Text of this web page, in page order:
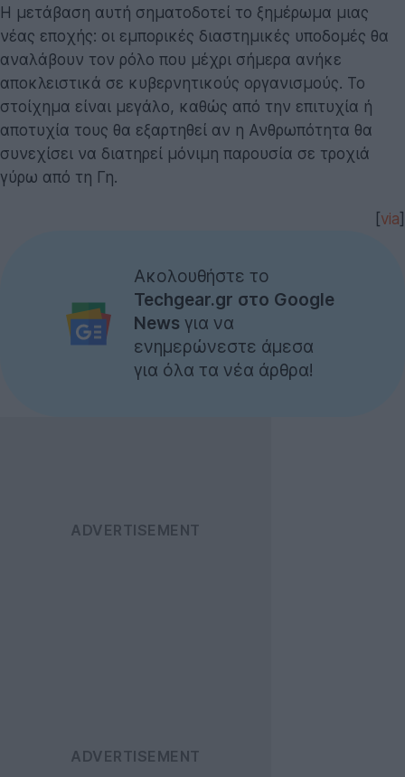
Η μετάβαση αυτή σηματοδοτεί το ξημέρωμα μιας
νέας εποχής: οι εμπορικές διαστημικές υποδομές θα
αναλάβουν τον ρόλο που μέχρι σήμερα ανήκε
αποκλειστικά σε κυβερνητικούς οργανισμούς. Το
στοίχημα είναι μεγάλο, καθώς από την επιτυχία ή
αποτυχία τους θα εξαρτηθεί αν η Ανθρωπότητα θα
συνεχίσει να διατηρεί μόνιμη παρουσία σε τροχιά
γύρω από τη Γη.
via
Ακολουθήστε το
Techgear.gr στο Google
News για να
ενημερώνεστε άμεσα
για όλα τα νέα άρθρα!